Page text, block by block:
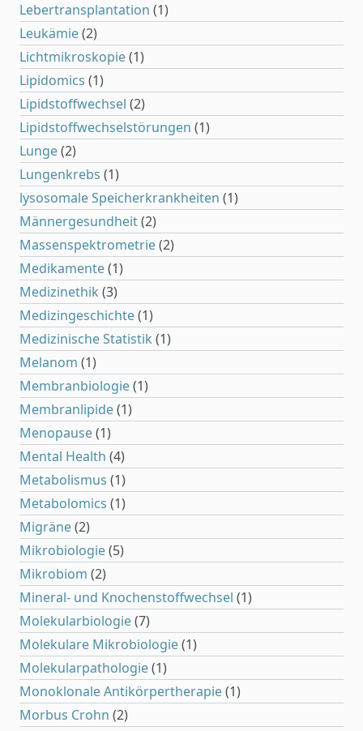
Lebertransplantation (1)
Leukämie(2)
Lichtmikroskopie(1)
Lipidomics (1)
Lipidstoffwechsel (2)
Lipidstoffwechselstörungen (1)
Lunge(2)
Lungenkrebs (1)
lysosomale Speicherkrankheiten (1)
Männergesundheit(2)
Massenspektrometrie(2)
Medikamente(1)
Medizinethik (3)
Medizingeschichte(1)
Medizinische Statistik (1)
Melanom (1)
Membranbiologie(1)
Membranlipide(1)
Menopause(1)
Mental Health (4)
Metabolismus (1)
Metabolomics (1)
Migräne(2)
Mikrobiologie(5)
Mikrobiom (2)
Mineral- und Knochenstoffwechsel (1)
Molekularbiologie(7)
Molekulare Mikrobiologie(1)
Molekularpathologie(1)
Monoklonale Antikörpertherapie(1)
Morbus Crohn (2)